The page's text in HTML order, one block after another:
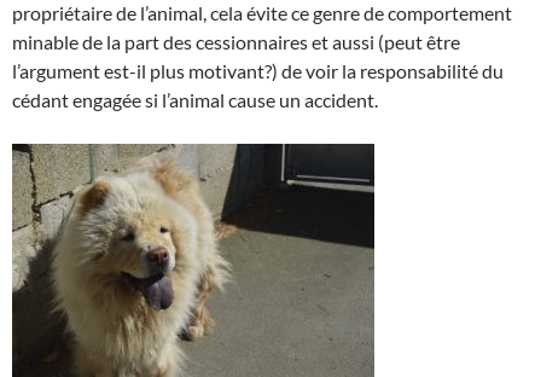
propriétaire de l’animal, cela évite ce genre de comportement
minable de la part des cessionnaires et aussi (peut être
l’argument est-il plus motivant?) de voir la responsabilité du
cédant engagée si l’animal cause un accident.